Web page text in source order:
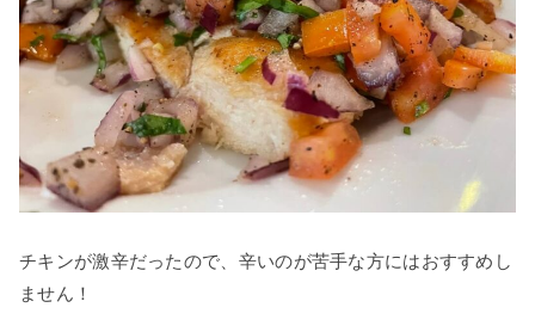
チキンが激辛だったので、辛いのが苦手な方にはおすすめし
ません！